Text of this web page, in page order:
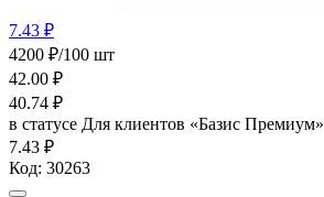
7.43 ₽
4200 ₽/100 шт
42.00 ₽
40.74 ₽
в статусе Для клиентов «Базис Премиум»
7.43 ₽
Код: 30263